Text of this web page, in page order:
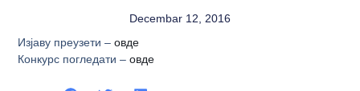
Decembar 12, 2016
Изјаву преузети –овде
Конкурс погледати –овде